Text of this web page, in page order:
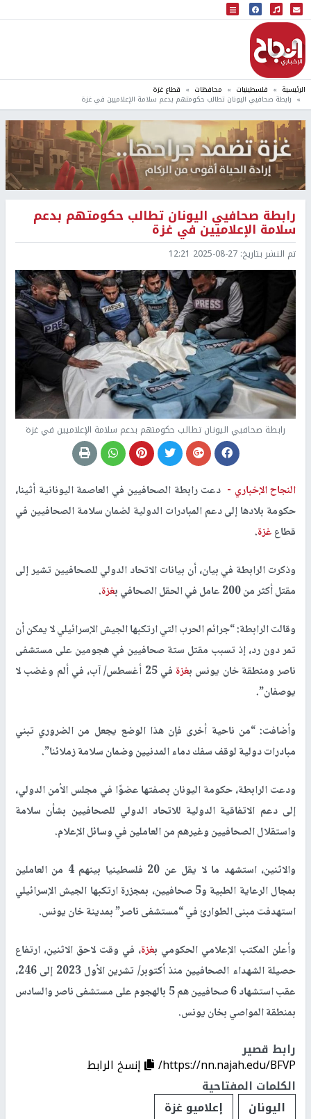
البث المباشر
إذاعة النجاح
الرئيسية فلسطينيات محافظات قطاع غزة
رابطة صحافيي اليونان تطالب حكومتهم بدعم سلامة الإعلاميين في غزة
رابطة صحافيي اليونان تطالب حكومتهم بدعم
سلامة الإعلاميين في غزة
تم النشر بتاريخ: 2025-08-27 12:21
رابطة صحافيي اليونان تطالب حكومتهم بدعم سلامة الإعلاميين في غزة
النجاح الإخباري - دعت رابطة الصحافيين في العاصمة اليونانية أثينا،
حكومة بلادها إلى دعم المبادرات الدولية لضمان سلامة الصحافيين في
قطاعغزة.
وذكرت الرابطة في بيان، أن بيانات الاتحاد الدولي للصحافيين تشير إلى
مقتل أكثر من 200 عامل في الحقل الصحافي ب
غزة.
وقالت الرابطة: “جرائم الحرب التي ارتكبها الجيش الإسرائيلي لا يمكن أن
تمر دون رد، إذ تسبب مقتل ستة صحافيين في هجومين على مستشفى
ناصر ومنطقة خان يونس بغزة
في 25 أغسطس/ آب، في ألم وغضب لا
يوصفان”.
وأضافت: “من ناحية أخرى فإن هذا الوضع يجعل من الضروري تبني
مبادرات دولية لوقف سفك دماء المدنيين وضمان سلامة زملائنا”.
ودعت الرابطة، حكومة اليونان بصفتها عضوًا في مجلس الأمن الدولي،
إلى دعم الاتفاقية الدولية للاتحاد الدولي للصحافيين بشأن سلامة
واستقلال الصحافيين وغيرهم من العاملين في وسائل الإعلام.
والاثنين، استشهد ما لا يقل عن 20 فلسطينيا بينهم 4 من العاملين
بمجال الرعاية الطبية و5 صحافيين، بمجزرة ارتكبها الجيش الإسرائيلي
استهدفت مبنى الطوارئ في “مستشفى ناصر” بمدينة خان يونس.
وأعلن المكتب الإعلامي الحكومي بغزة، في وقت لاحق الاثنين، ارتفاع
حصيلة الشهداء الصحافيين منذ أكتوبر/ تشرين الأول 2023 إلى 246،
عقب استشهاد 6 صحافيين هم 5 بالهجوم على مستشفى ناصر والسادس
بمنطقة المواصي بخان يونس.
رابط قصير
https://nn.najah.edu/BFVP/
إنسخ الرابط
الكلمات المفتاحية
اليونان
إعلاميو غزة